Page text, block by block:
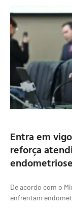
Entra em
reforça
endometriose
De acordo com o
enfrentam